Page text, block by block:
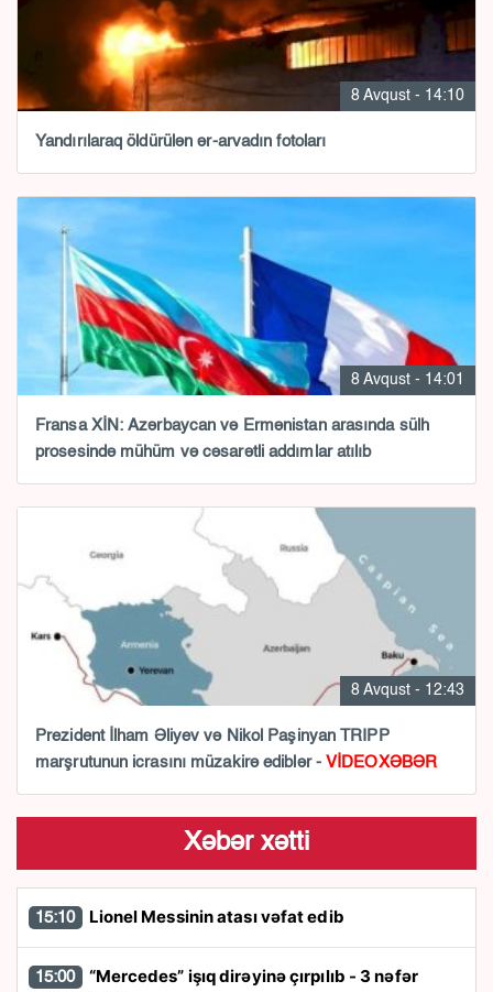
8 Avqust - 14:10
Yandırılaraq öldürülən ər-arvadın fotoları
8 Avqust - 14:01
Fransa XİN: Azərbaycan və Ermənistan arasında sülh
prosesində mühüm və cəsarətli addımlar atılıb
8 Avqust - 12:43
Prezident İlham Əliyev və Nikol Paşinyan TRIPP
marşrutunun icrasını müzakirə ediblər - VİDEOXƏBƏR
Xəbər xətti
15:10 Lionel Messinin atası vəfat edib
15:00